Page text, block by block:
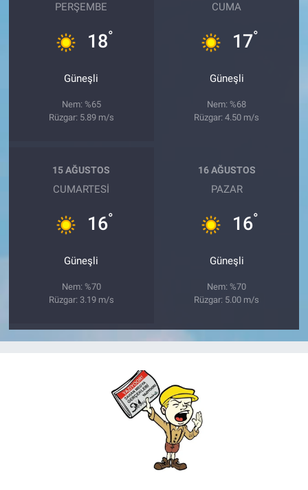
PERŞEMBE
18°
Güneşli
Nem: %65
Rüzgar: 5.89 m/s
CUMA
17°
Güneşli
Nem: %68
Rüzgar: 4.50 m/s
15 AĞUSTOS
CUMARTESI
16°
Güneşli
Nem: %70
Rüzgar: 3.19 m/s
16 AĞUSTOS
PAZAR
16°
Güneşli
Nem: %70
Rüzgar: 5.00 m/s